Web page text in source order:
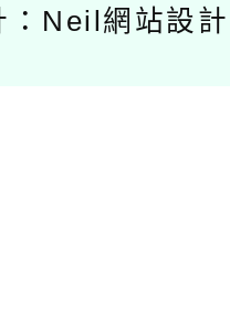
：Neil網站設